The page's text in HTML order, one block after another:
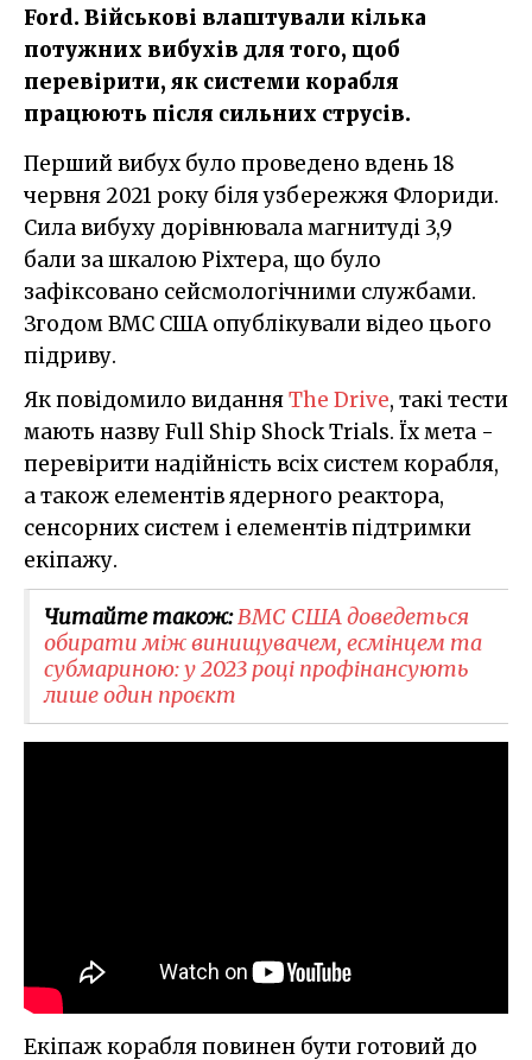
Ford. Військові влаштували кілька
потужних вибухів для того, щоб
перевірити, як системи корабля
працюють після сильних струсів.
Перший вибух було проведено вдень 18
червня 2021 року біля узбережжя Флориди.
Сила вибуху дорівнювала магнитуді 3,9
бали за шкалою Ріхтера, що було
зафіксовано сейсмологічними службами.
Згодом ВМС США опублікували відео цього
підриву.
Як повідомило виданняThe Drive, такі тести
мають назву Full Ship Shock Trials. Їх мета -
перевірити надійність всіх систем корабля,
а також елементів ядерного реактора,
сенсорних систем і елементів підтримки
екіпажу.
Читайте також:ВМС США доведеться
обирати між винищувачем, есмінцем та
субмариною: у 2023 році профінансують
лише один проєкт
Екіпаж корабля повинен бути готовий до